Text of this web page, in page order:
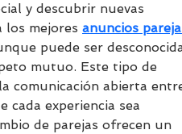
y descubrir nuevas
los mejores anuncios
puede ser
mutuo. Este tipo de
comunicación abierta
cada experiencia sea
de parejas ofrecen un